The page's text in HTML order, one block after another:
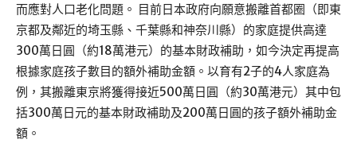
而應對人口老化問題。 目前日本政府向願意搬離首都圈（即東
京都及鄰近的埼玉縣、千葉縣和神奈川縣）的家庭提供高達
300萬日圓（約18萬港元）的基本財政補助，如今決定再提高
根據家庭孩子數目的額外補助金額。以育有2子的4人家庭為
例，其搬離東京將獲得接近500萬日圓（約30萬港元）其中包
括300萬日元的基本財政補助及200萬日圓的孩子額外補助金
額。